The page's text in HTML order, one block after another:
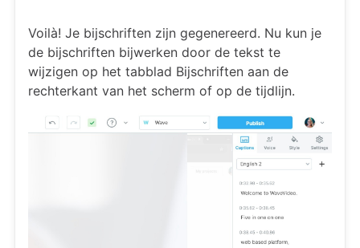
Voilà! Je bijschriften zijn gegenereerd. Nu kun je
de bijschriften bijwerken door de tekst te
wijzigen op het tabblad Bijschriften aan de
rechterkant van het scherm of op de tijdlijn.